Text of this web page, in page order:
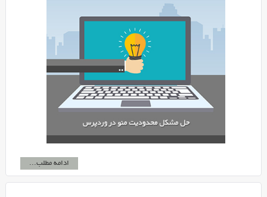
ادامه مطلب...